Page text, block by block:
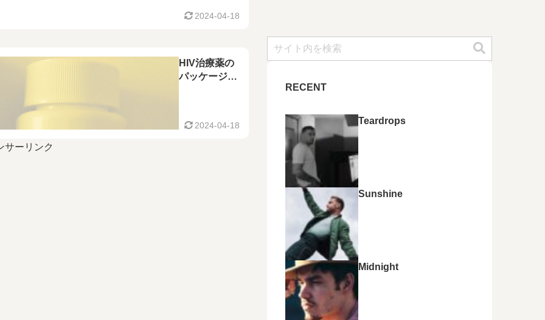
2024-04-18
HIV治療薬の
パッケージと
2024-04-18
サーリンク
RECENT
Teardrops
Sunshine
Midnight